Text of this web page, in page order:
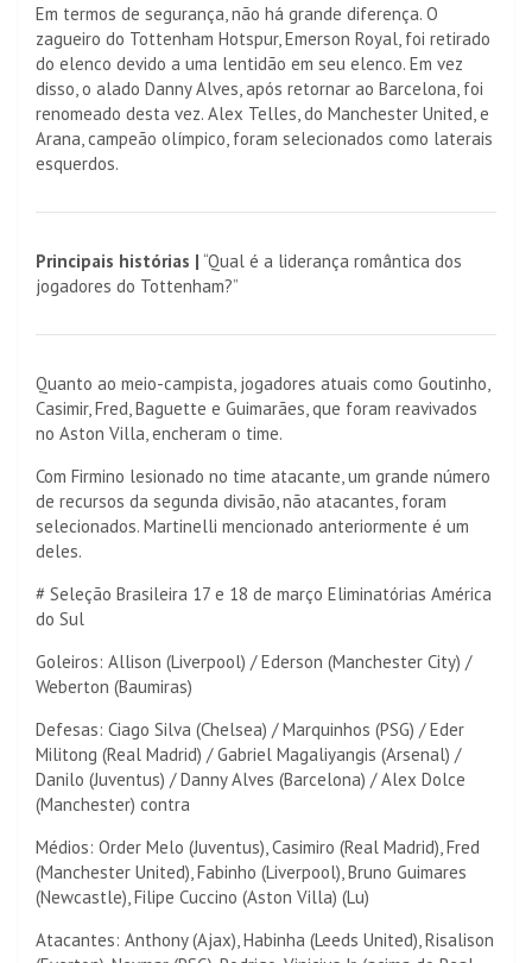
Em termos de segurança, não há grande diferença. O
zagueiro do Tottenham Hotspur, Emerson Royal, foi retirado
do elenco devido a uma lentidão em seu elenco. Em vez
disso, o alado Danny Alves, após retornar ao Barcelona, ​​foi
renomeado desta vez. Alex Telles, do Manchester United, e
Arana, campeão olímpico, foram selecionados como laterais
esquerdos.
Principais histórias | “Qual é a liderança romântica dos
jogadores do Tottenham?”
Quanto ao meio-campista, jogadores atuais como Goutinho,
Casimir, Fred, Baguette e Guimarães, que foram reavivados
no Aston Villa, encheram o time.
Com Firmino lesionado no time atacante, um grande número
de recursos da segunda divisão, não atacantes, foram
selecionados. Martinelli mencionado anteriormente é um
deles.
# Seleção Brasileira 17 e 18 de março Eliminatórias América
do Sul
Goleiros: Allison (Liverpool) / Ederson (Manchester City) /
Weberton (Baumiras)
Defesas: Ciago Silva (Chelsea) / Marquinhos (PSG) / Eder
Militong (Real Madrid) / Gabriel Magaliyangis (Arsenal) /
Danilo (Juventus) / Danny Alves (Barcelona) / Alex Dolce
(Manchester) contra
Médios: Order Melo (Juventus), Casimiro (Real Madrid), Fred
(Manchester United), Fabinho (Liverpool), Bruno Guimares
(Newcastle), Filipe Cuccino (Aston Villa) (Lu)
Atacantes: Anthony (Ajax), Habinha (Leeds United), Risalison